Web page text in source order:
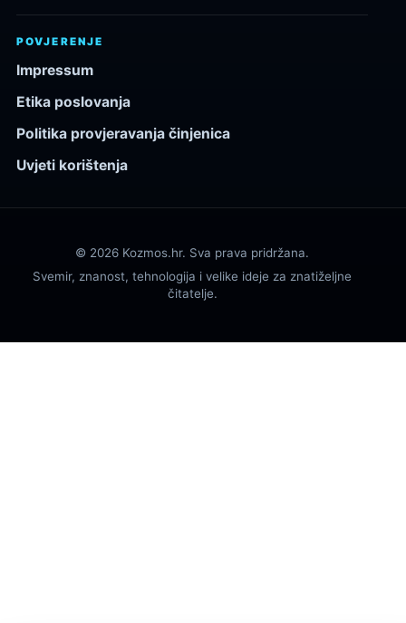
POVJERENJE
Impressum
Etika poslovanja
Politika provjeravanja činjenica
Uvjeti korištenja
© 2026 Kozmos.hr. Sva prava pridržana.
Svemir, znanost, tehnologija i velike ideje za znatiželjne
čitatelje.